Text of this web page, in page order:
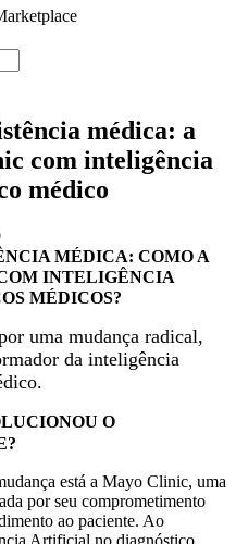
médica: a
com inteligência
médico
MÉDICA: COMO A
INTELIGÊNCIA
MÉDICOS?
uma mudança radical,
da inteligência
O
está a Mayo Clinic, uma
por seu comprometimento
ao paciente. Ao